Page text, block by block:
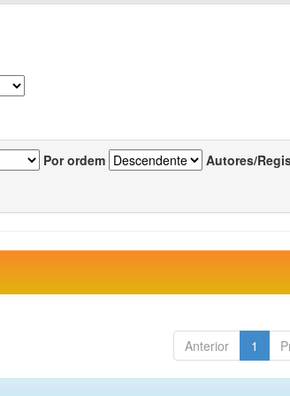
Por ordem Autores/
Anterior 1